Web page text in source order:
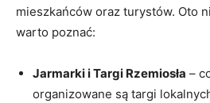
mieszkańców oraz turystów. Oto
warto poznać:
Jarmarki i Targi Rzemiosła –
organizowane są targi